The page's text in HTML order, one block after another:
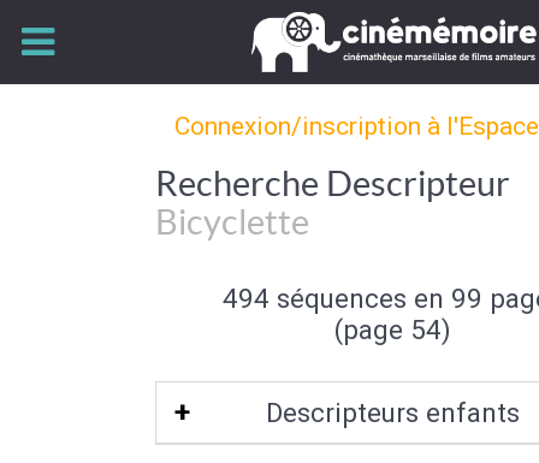
Connexion/inscription à
Recherche Descripteur
Bicyclette
494 séquences en 99
(page 54)
Descripteurs enfants